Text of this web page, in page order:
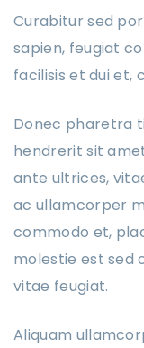
Curabitur sed
sapien, feugiat
facilisis et dui et,
Donec pharetra
hendrerit sit
ante ultrices,
ac ullamcorper
commodo et,
molestie est sed
vitae feugiat.
Aliquam